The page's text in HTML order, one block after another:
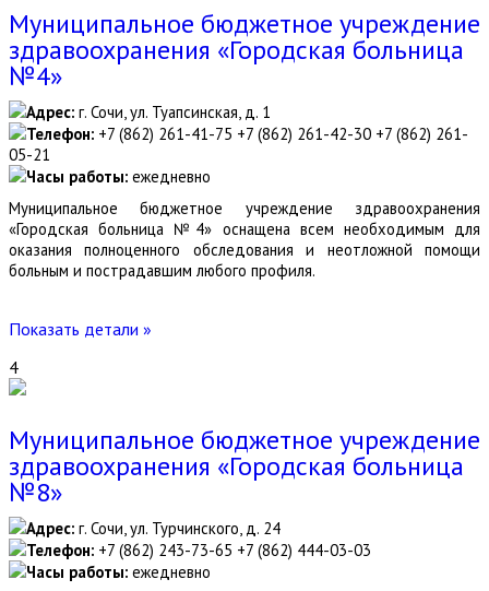
Муниципальное бюджетное учреждение
здравоохранения «Городская больница
№4»
Адрес: г. Сочи, ул. Туапсинская, д. 1
Телефон: +7 (862) 261-41-75 +7 (862) 261-42-30 +7 (862) 261-
05-21
Часы работы: ежедневно
Муниципальное бюджетное учреждение здравоохранения
«Городская больница №4» оснащена всем необходимым для
оказания полноценного обследования и неотложной помощи
больным и пострадавшим любого профиля.
Показать детали »
4
Муниципальное бюджетное учреждение
здравоохранения «Городская больница
№8»
Адрес: г. Сочи, ул. Турчинского, д. 24
Телефон: +7 (862) 243-73-65 +7 (862) 444-03-03
Часы работы: ежедневно